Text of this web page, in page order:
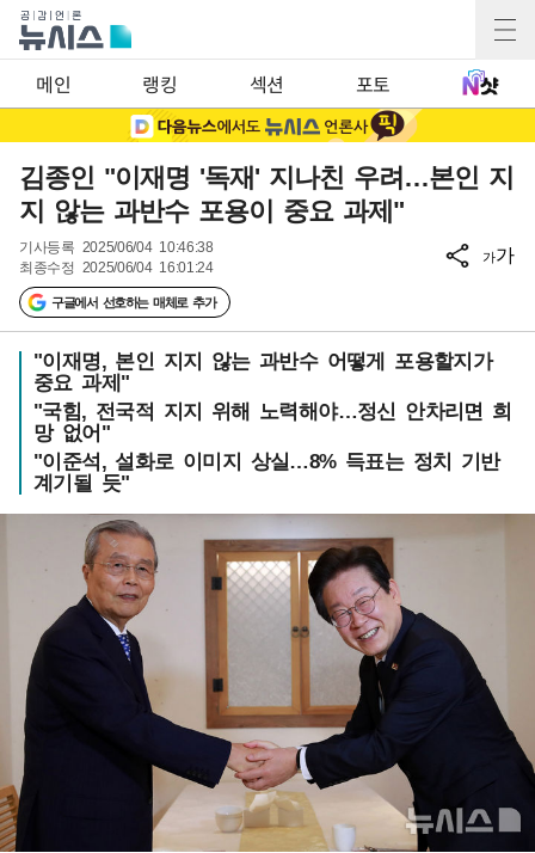
메인 랭킹 섹션 포토
김종인 "이재명 '독재' 지나친 우려…본인 지
지 않는 과반수 포용이 중요 과제"
기사등록 2025/06/04 10:46:38
최종수정 2025/06/04 16:01:24
구글에서 선호하는 매체로 추가
가가
"이재명, 본인 지지 않는 과반수 어떻게 포용할지가
중요 과제"
"국힘, 전국적 지지 위해 노력해야…정신 안차리면 희
망 없어"
"이준석, 설화로 이미지 상실…8% 득표는 정치 기반
계기될 듯"